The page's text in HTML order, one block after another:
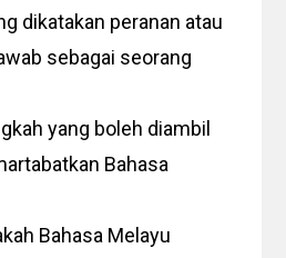
dikatakan peranan atau
sebagai seorang
yang boleh diambil
Bahasa
Bahasa Melayu